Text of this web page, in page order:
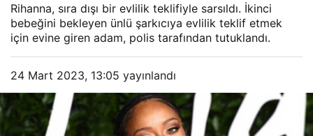
Rihanna, sıra dışı bir evlilik teklifiyle sarsıldı. İkinci
bebeğini bekleyen ünlü şarkıcıya evlilik teklif etmek
için evine giren adam, polis tarafından tutuklandı.
24 Mart 2023, 13:05 yayınlandı